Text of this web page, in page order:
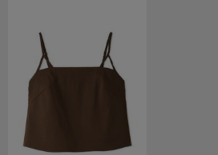
メイドオブオーガニクス
MICHU COQUETTE
ミチュ コケット
MIESROHE
ミースロエ